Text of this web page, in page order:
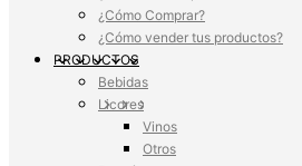
¿Cómo Comprar?
¿Cómo vender tus productos?
PRODUCTOS
Bebidas
Licores
Vinos
Otros